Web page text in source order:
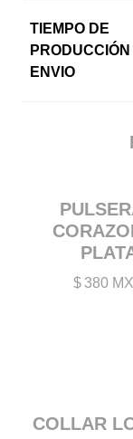
TIEMPO DE
PRODUCCIÓN
ENVIO
$380
COLLAR